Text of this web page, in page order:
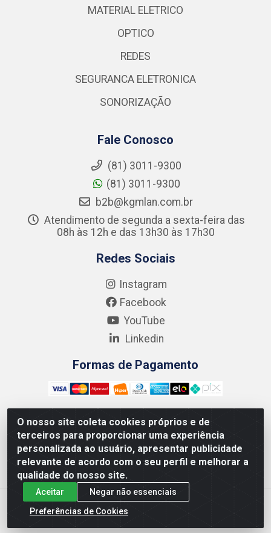
O nosso site coleta cookies próprios e de
terceiros para proporcionar uma experiência
personalizada ao usuário, apresentar publicidade
relevante de acordo com o seu perfil e melhorar a
qualidade do nosso site.
Aceitar
Negar não essenciais
Preferências de Cookies
MATERIAL ELETRICO
OPTICO
REDES
SEGURANCA ELETRONICA
SONORIZAÇÃO
Fale Conosco
(81) 3011-9300
(81) 3011-9300
b2b@kgmlan.com.br
Atendimento de segunda a sexta-feira das
08h às 12h e das 13h30 às 17h30
Redes Sociais
Instagram
Facebook
YouTube
Linkedin
Formas de Pagamento
Kgmlan Distribuidora LTDA - CNPJ 18.217.682/0001-54 -
Rua Pedro de Barros Cavalcante, 58 - Bultrins, Olinda/PE
- CEP 53320-110